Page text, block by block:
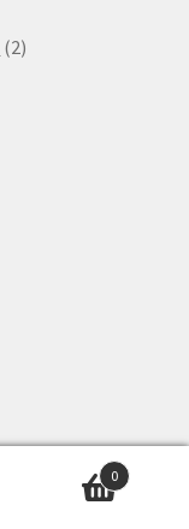
22
0